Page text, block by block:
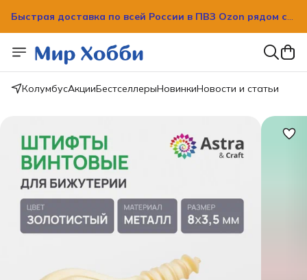
Быстрая доставка по всей России в ПВЗ Ozon рядом с
вашим домом!
Быстрая доставка по всей России в ПВЗ Ozon рядом с
вашим домом!
КолумбусАкцииБестселлерыНовинкиНовости и статьи